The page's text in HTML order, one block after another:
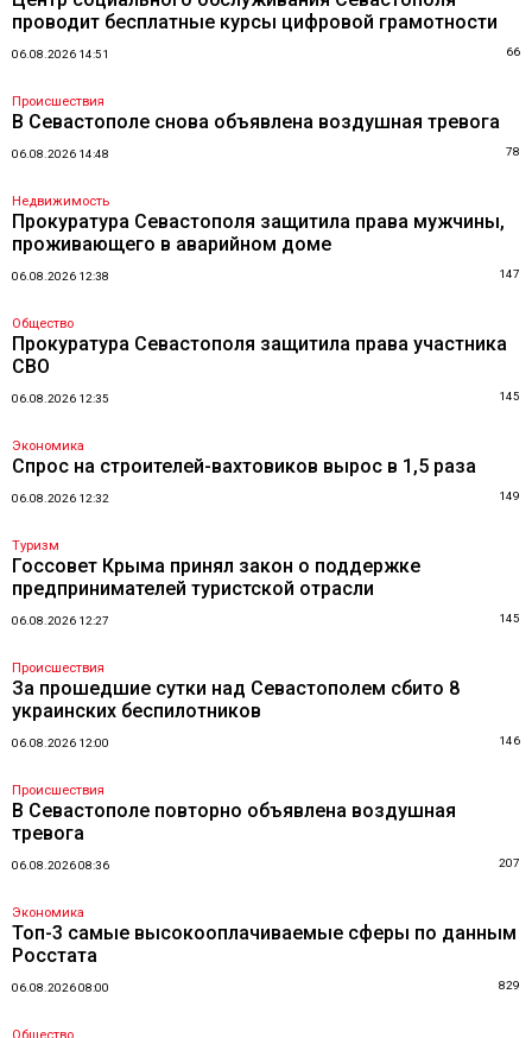
проводит бесплатные курсы цифровой грамотности
06.08.2026 14:51 66
Происшествия
В Севастополе снова объявлена воздушная тревога
06.08.2026 14:48 78
Недвижимость
Прокуратура Севастополя защитила права мужчины,
проживающего в аварийном доме
06.08.2026 12:38 147
Общество
Прокуратура Севастополя защитила права участника
СВО
06.08.2026 12:35 145
Экономика
Спрос на строителей-вахтовиков вырос в 1,5 раза
06.08.2026 12:32 149
Туризм
Госсовет Крыма принял закон о поддержке
предпринимателей туристской отрасли
06.08.2026 12:27 145
Происшествия
За прошедшие сутки над Севастополем сбито 8
украинских беспилотников
06.08.2026 12:00 146
Происшествия
В Севастополе повторно объявлена воздушная
тревога
06.08.2026 08:36 207
Экономика
Топ-3 самые высокооплачиваемые сферы по данным
Росстата
06.08.2026 08:00 829